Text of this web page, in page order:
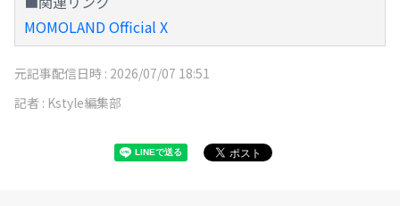
MOMOLAND Official X
元記事配信日時 : 2026/07/07 18:51
記者 : Kstyle編集部